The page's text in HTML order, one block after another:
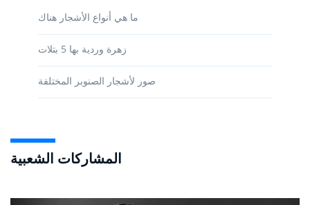
ما هي أنواع الأشجار هناك
زهرة وردية بها 5 بتلات
صور لأشجار الصنوبر المختلفة
المشاركات الشعبية